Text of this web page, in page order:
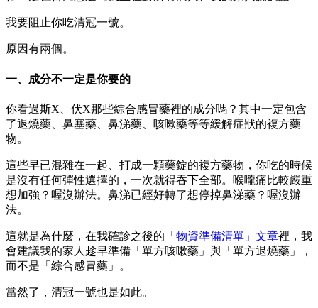
我要阻止你吃清冠一號。
原因有兩個。
一、成分不一定是你要的
你看過斯X、伏X那些綜合感冒藥裡的成分嗎？其中一定包含
了退燒藥、鼻塞藥、鼻涕藥、咳嗽藥等等緩解症狀的複方藥
物。
這些早已混雜在一起、打成一顆藥錠的複方藥物，你吃的時候
是沒有任何彈性選擇的，一次就得吞下全部。喉嚨痛比較嚴重
想加強？喔沒辦法。鼻涕已經好轉了想停掉鼻涕藥？喔沒辦
法。
這就是為什麼，在我確診之後的 「物資準備清單」文章裡，我
會建議我的家人趁早準備「單方咳嗽藥」與「單方退燒藥」，
而不是「綜合感冒藥」。
當然了，清冠一號也是如此。